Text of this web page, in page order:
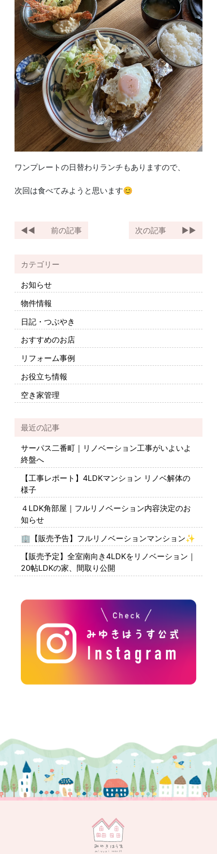
ワンプレートの日替わりランチもありますので、
次回は食べてみようと思います😊
前の記事 次の記事
カテゴリー
お知らせ
物件情報
日記・つぶやき
おすすめのお店
リフォーム事例
お役立ち情報
空き家管理
最近の記事
サーパス二番町｜リノベーション工事がいよいよ
終盤へ
【工事レポート】4LDKマンション リノベ解体の
様子
４LDK角部屋｜フルリノベーション内容決定のお
知らせ
🏢【販売予告】フルリノベーションマンション✨
【販売予定】全室南向き4LDKをリノベーション｜
20帖LDKの家、間取り公開